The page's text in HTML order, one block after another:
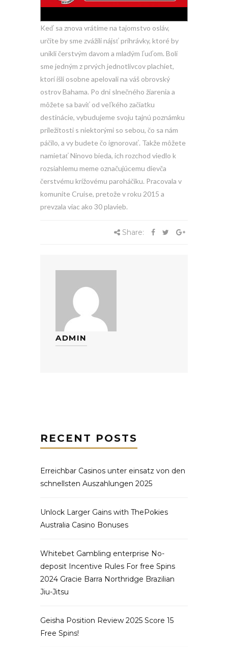
Keď sa znova vrátime na tajomstvo osláv,
určite by sme zvážili nájsť prihrávky, ktoré by
unikli čerstvým davom a mladým ľuďom. Boli
sme jedným z prvých jednotlivcov plachiet,
ktorí išli osobne apelovali na váš obrovský
ostrov Bahama. Po dni slnečného žiarenia a
môžete sa baviť od veľkého začiatku
destinácie, vybudujeme svoju tajnú poznámku
príležitosti s niektorými so sebou, čo sa nám
páčilo, a vy budete čo ignorovať. Takže môžete
namietať Ninovo bieda, ich rozchod viedlo k
rozsiahlemu meme označujúcemu dievča
čerstvému ​​krížovému paroháčiku. Pracovala v
komunite Cruise, pretože v roku 2015 a
prevzala viac ako 30 plavieb.
Share:
ADMIN
RECENT POSTS
Erreichbar Casinos unter einsatz von den
schnellsten Auszahlungen 2025
Unlock Larger Gains with ThePokies
Australia Casino Bonuses
Whitebet Gambling enterprise No-
deposit Incentive Rules For free Spins
2024 Gracie Barra Northridge Brazilian
Jiu-Jitsu
Geisha Position Review 2025 Score 15
Free Spins!